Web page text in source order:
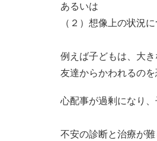
あるいは
（２）想像上の状況
例えば子どもは、大
友達からかわれるの
心配事が過剰になり
不安の診断と治療が